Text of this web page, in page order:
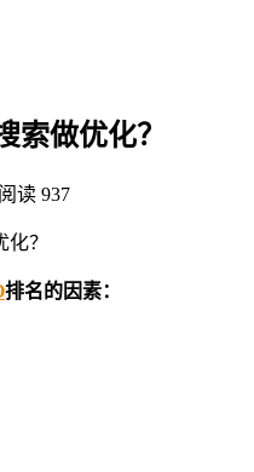
索做优化？
阅读 937
排名的因素：